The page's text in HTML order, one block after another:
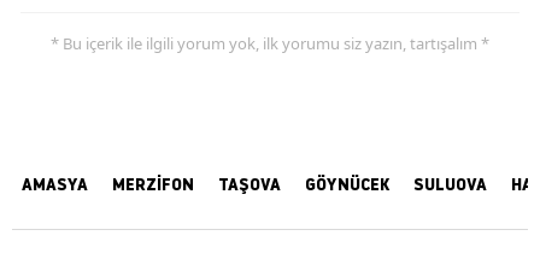
* Bu içerik ile ilgili yorum yok, ilk yorumu siz yazın, tartışalım *
AMASYA MERZİFON TAŞOVA GÖYNÜCEK SULUOVA